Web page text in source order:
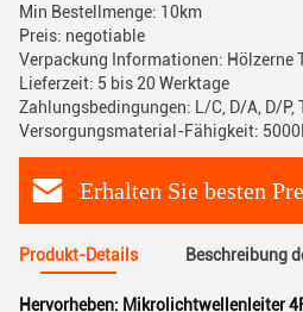
Min Bestellmenge: 10km
Preis: negotiable
Verpackung Informationen: Hölzerne
Lieferzeit: 5 bis 20 Werktage
Zahlungsbedingungen: L/C, D/A, D/P,
Versorgungsmaterial-Fähigkeit:
Erhalten Sie besten
Produkt-Details Beschreibung
Hervorheben: Mikrolichtwellenleiter